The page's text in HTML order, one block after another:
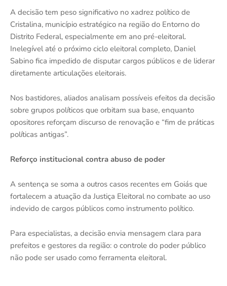
A decisão tem peso significativo no xadrez político de
Cristalina, município estratégico na região do Entorno do
Distrito Federal, especialmente em ano pré-eleitoral.
Inelegível até o próximo ciclo eleitoral completo, Daniel
Sabino fica impedido de disputar cargos públicos e de liderar
diretamente articulações eleitorais.
Nos bastidores, aliados analisam possíveis efeitos da decisão
sobre grupos políticos que orbitam sua base, enquanto
opositores reforçam discurso de renovação e “fim de práticas
políticas antigas”.
Reforço institucional contra abuso de poder
A sentença se soma a outros casos recentes em Goiás que
fortalecem a atuação da Justiça Eleitoral no combate ao uso
indevido de cargos públicos como instrumento político.
Para especialistas, a decisão envia mensagem clara para
prefeitos e gestores da região: o controle do poder público
não pode ser usado como ferramenta eleitoral.